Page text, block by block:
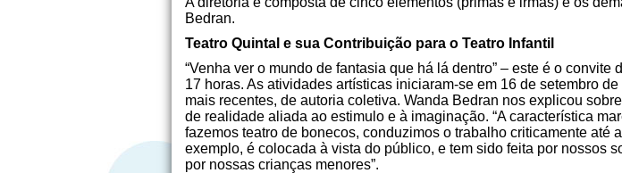
Bedran.
Teatro Quintal e sua Contribuição para o Teatro Infantil
“Venha ver o mundo de fantasia que há lá dentro” – este é o
17 horas. As atividades artísticas iniciaram-se em 16 de setembro
mais recentes, de autoria coletiva. Wanda Bedran nos explicou
de realidade aliada ao estimulo e à imaginação. “A característica
fazemos teatro de bonecos, conduzimos o trabalho criticamente até
exemplo, é colocada à vista do público, e tem sido feita por nossos
por nossas crianças menores”.